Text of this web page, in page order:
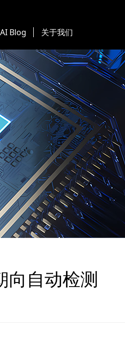
AI Blog 关于我们
向自动检测